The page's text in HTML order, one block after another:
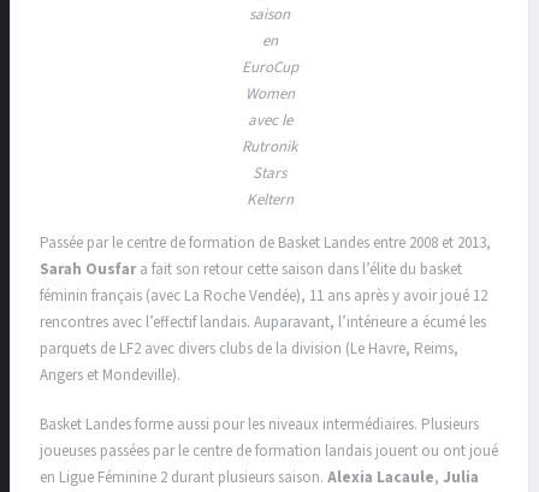
saison
en
EuroCup
Women
avec le
Rutronik
Stars
Keltern
Passée par le centre de formation de Basket Landes entre 2008 et 2013,
Sarah Ousfara fait son retour cette saison dans l’élite du basket
féminin français (avec La Roche Vendée), 11 ans après y avoir joué 12
rencontres avec l’effectif landais. Auparavant, l’intérieure a écumé les
parquets de LF2 avec divers clubs de la division (Le Havre, Reims,
Angers et Mondeville).
Basket Landes forme aussi pour les niveaux intermédiaires. Plusieurs
joueuses passées par le centre de formation landais jouent ou ont joué
en Ligue Féminine 2 durant plusieurs saison. Alexia Lacaule, Julia